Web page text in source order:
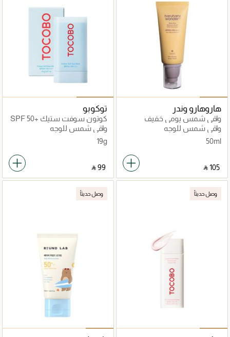
هاروهارو وندر
واقي شمس يومي خفيف
بترطيب الأرز الأسود –
SPF50+/PA++++
واقي شمس للوجه
50ml
‎ ⃁ ⁦105⁩ ‎
توكوبو
كوتون سوفت ستيك SPF 50+
واقي شمس للوجه
19g
‎ ⃁ ⁦99⁩ ‎
وصل حديثاً وصل حديثاً